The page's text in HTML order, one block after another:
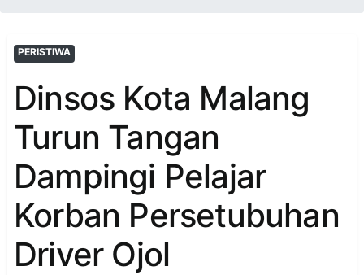
PERISTIWA
Dinsos Kota Malang
Turun Tangan
Dampingi Pelajar
Korban Persetubuhan
Driver Ojol